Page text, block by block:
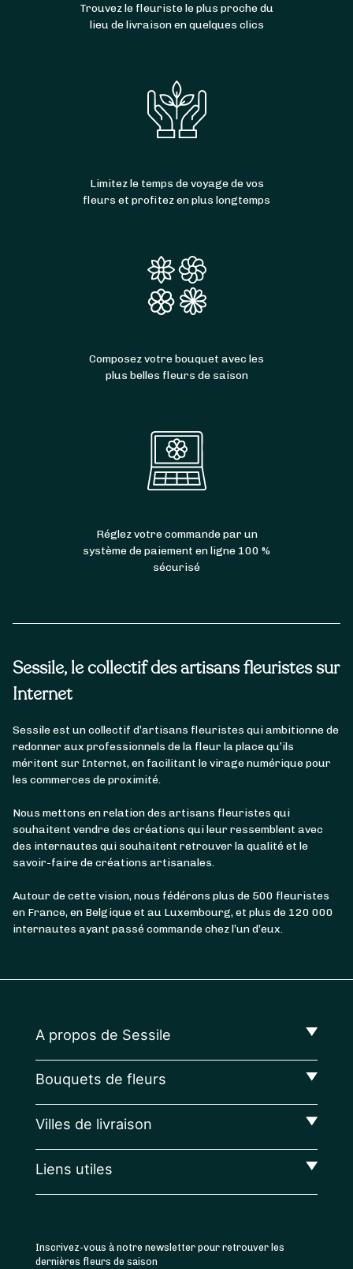
Sessile, le collectif des artisans fleuristes sur
Internet
Sessile est un collectif d’artisans fleuristes qui ambitionne de
redonner aux professionnels de la fleur la place qu’ils
méritent sur Internet, en facilitant le virage numérique pour
les commerces de proximité.
Nous mettons en relation des artisans fleuristes qui
souhaitent vendre des créations qui leur ressemblent avec
des internautes qui souhaitent retrouver la qualité et le
savoir-faire de créations artisanales.
Autour de cette vision, nous fédérons plus de 500 fleuristes
en France, en Belgique et au Luxembourg, et plus de 120 000
internautes ayant passé commande chez l’un d’eux.
Trouvez le fleuriste le plus proche du
lieu de livraison en quelques clics
Limitez le temps de voyage de vos
fleurs et profitez en plus longtemps
Composez votre bouquet avec les
plus belles fleurs de saison
Réglez votre commande par un
système de paiement en ligne 100 %
sécurisé
A propos de Sessile
Bouquets de fleurs
Villes de livraison
Liens utiles
Inscrivez-vous à notre newsletter pour retrouver les
dernières fleurs de saison